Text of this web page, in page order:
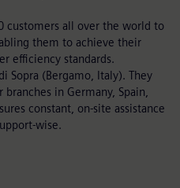
customers all over the world to
them to achieve their
efficiency standards.
Sopra (Bergamo, Italy). They
in Germany, Spain,
constant, on-site assistance
wise.